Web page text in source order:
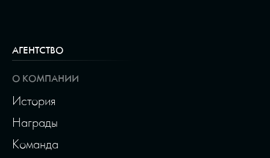
АГЕНТСТВО
О КОМПАНИИ
История
Награды
Команда